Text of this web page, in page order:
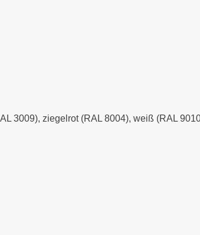
3009), ziegelrot (RAL 8004), weiß (RAL